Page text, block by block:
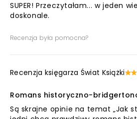
SUPER! Przeczytałam... w jeden
doskonale.
Recenzja była pomocna?
Recenzja księgarza Świat Książki
Romans historyczno-
Są skrajne opinie na temat „Jak